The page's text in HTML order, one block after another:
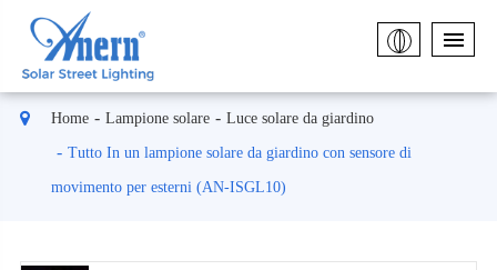
Home Lampione solare Luce solare da giardino
Tutto In un lampione solare da giardino con sensore di
movimento per esterni (AN-ISGL10)